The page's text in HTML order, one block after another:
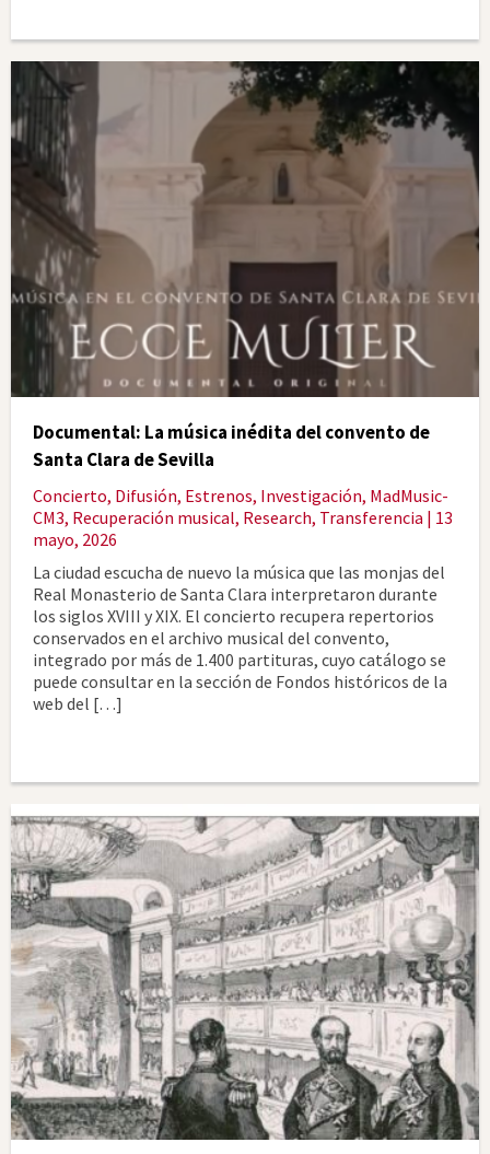
Documental: La música inédita del convento de
Santa Clara de Sevilla
Concierto, Difusión, Estrenos, Investigación, MadMusic-
CM3, Recuperación musical, Research, Transferencia | 13
mayo, 2026
La ciudad escucha de nuevo la música que las monjas del
Real Monasterio de Santa Clara interpretaron durante
los siglos XVIII y XIX. El concierto recupera repertorios
conservados en el archivo musical del convento,
integrado por más de 1.400 partituras, cuyo catálogo se
puede consultar en la sección de Fondos históricos de la
web del […]